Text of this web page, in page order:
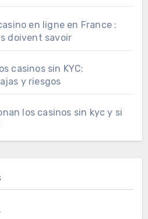
en ligne en France :
doivent savoir
casinos sin KYC:
y riesgos
los casinos sin kyc y si